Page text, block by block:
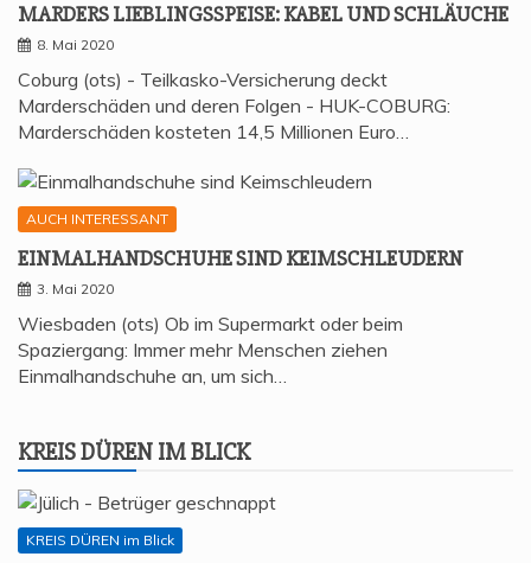
MAR­DERS LIEB­LINGS­SPEI­SE: KABEL UND SCHLÄUCHE
8. Mai 2020
Coburg (ots) - Teilkasko-Versicherung deckt
Marderschäden und deren Folgen - HUK-COBURG:
Marderschäden kosteten 14,5 Millionen Euro…
AUCH INTERESSANT
EIN­MAL­HAND­SCHU­HE SIND KEIMSCHLEUDERN
3. Mai 2020
Wiesbaden (ots) Ob im Supermarkt oder beim
Spaziergang: Immer mehr Menschen ziehen
Einmalhandschuhe an, um sich…
KREIS DÜREN IM BLICK
KREIS DÜREN im Blick